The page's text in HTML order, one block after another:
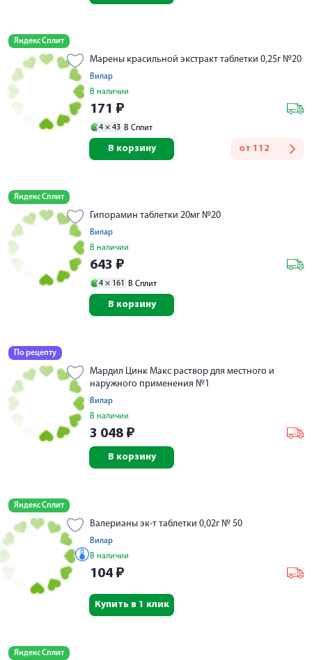
Яндекс Сплит
Марены красильной экстракт таблетки 0,25г №20
Вилар
В наличии
171 ₽
4 × 43 В Сплит
от 112
В корзину
Яндекс Сплит
Гипорамин таблетки 20мг №20
Вилар
В наличии
643 ₽
4 × 161 В Сплит
В корзину
По рецепту
Мардил Цинк Макс раствор для местного и
наружного применения №1
Вилар
В наличии
3 048 ₽
В корзину
Яндекс Сплит
Валерианы эк-т таблетки 0,02г № 50
Вилар
В наличии
104 ₽
Купить в 1 клик
Яндекс Сплит